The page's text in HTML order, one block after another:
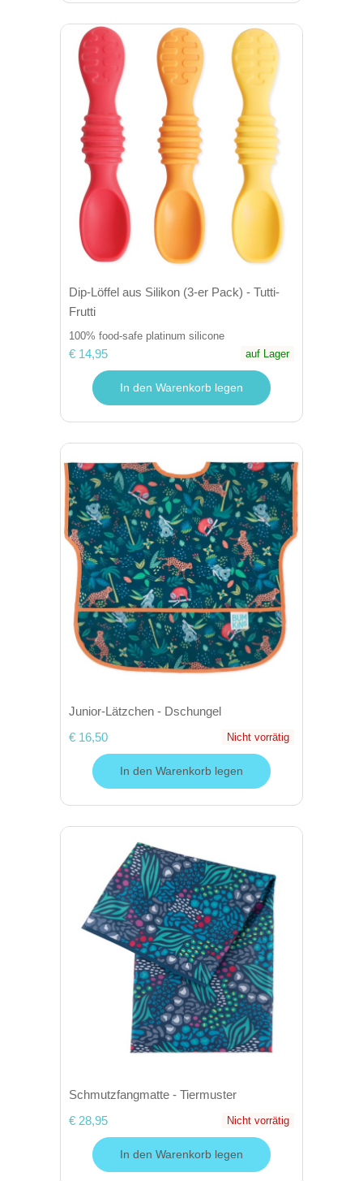
Dip-Löffel aus Silikon (3-er Pack) - Tutti-
Frutti
100% food-safe platinum silicone
€ 14,95 auf Lager
In den Warenkorb legen
Junior-Lätzchen - Dschungel
€ 16,50
Nicht vorrätig
In den Warenkorb legen
Schmutzfangmatte - Tiermuster
€ 28,95
Nicht vorrätig
In den Warenkorb legen